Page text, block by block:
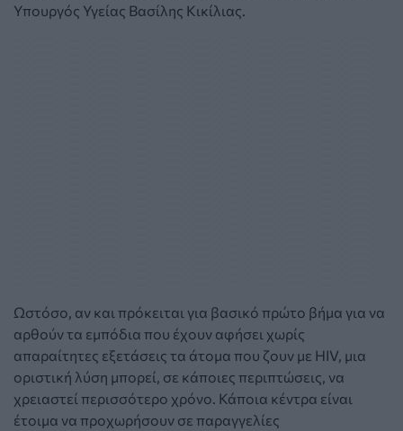
Υπουργός Υγείας Βασίλης Κικίλιας.
Ωστόσο, αν και πρόκειται για βασικό πρώτο βήμα για να
αρθούν τα εμπόδια που έχουν αφήσει χωρίς
απαραίτητες εξετάσεις τα άτομα που ζουν με HIV, μια
οριστική λύση μπορεί, σε κάποιες περιπτώσεις, να
χρειαστεί περισσότερο χρόνο. Κάποια κέντρα είναι
έτοιμα να προχωρήσουν σε παραγγελίες